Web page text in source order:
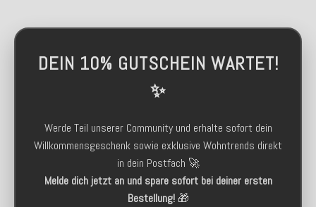
DEIN 10% GUTSCHEIN WARTET!
✨
Werde Teil unserer Community und erhalte sofort dein
Willkommensgeschenk sowie exklusive Wohntrends direkt
in dein Postfach 🚀
Melde dich jetzt an und spare sofort bei deiner ersten
Bestellung!🎁